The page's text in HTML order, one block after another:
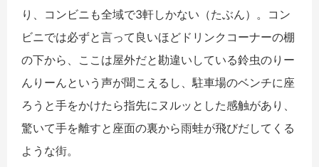
り、コンビニも全域で3軒しかない（たぶん）。 コン
ビニでは必ずと言って良いほどドリンクコーナーの棚
の下から、ここは屋外だと勘違いしている鈴虫のりー
んりーんという声が聞こえるし、駐車場のベンチに座
ろうと手をかけたら指先にヌルッとした感触があり、
驚いて手を離すと座面の裏から雨蛙が飛びだしてくる
ような街。